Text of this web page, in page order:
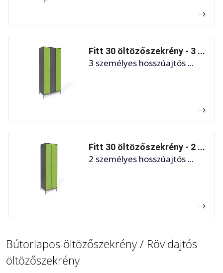
Fitt 30 öltözőszekrény - 3 ...
3 személyes hosszúajtós ...
Fitt 30 öltözőszekrény - 2 ...
2 személyes hosszúajtós ...
Bútorlapos öltözőszekrény / Rövidajtós
öltözőszekrény